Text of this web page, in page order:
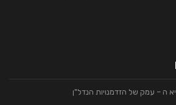
ה – עמק של הזדמנויות הנדל"ן